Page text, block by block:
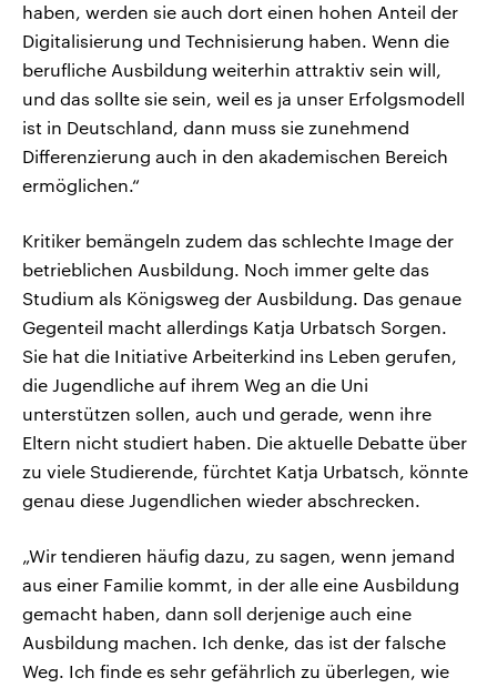
haben, werden sie auch dort einen hohen Anteil der
Digitalisierung und Technisierung haben. Wenn die
berufliche Ausbildung weiterhin attraktiv sein will,
und das sollte sie sein, weil es ja unser Erfolgsmodell
ist in Deutschland, dann muss sie zunehmend
Differenzierung auch in den akademischen Bereich
ermöglichen.“
Kritiker bemängeln zudem das schlechte Image der
betrieblichen Ausbildung. Noch immer gelte das
Studium als Königsweg der Ausbildung. Das genaue
Gegenteil macht allerdings Katja Urbatsch Sorgen.
Sie hat die Initiative Arbeiterkind ins Leben gerufen,
die Jugendliche auf ihrem Weg an die Uni
unterstützen sollen, auch und gerade, wenn ihre
Eltern nicht studiert haben. Die aktuelle Debatte über
zu viele Studierende, fürchtet Katja Urbatsch, könnte
genau diese Jugendlichen wieder abschrecken.
„Wir tendieren häufig dazu, zu sagen, wenn jemand
aus einer Familie kommt, in der alle eine Ausbildung
gemacht haben, dann soll derjenige auch eine
Ausbildung machen. Ich denke, das ist der falsche
Weg. Ich finde es sehr gefährlich zu überlegen, wie